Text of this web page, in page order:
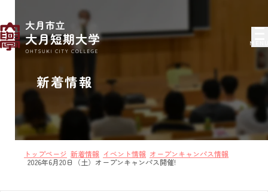
新着情報
トップページ 新着情報 イベント情報 オープンキャンパス情報
2026年6月20日（土）オープンキャンパス開催!